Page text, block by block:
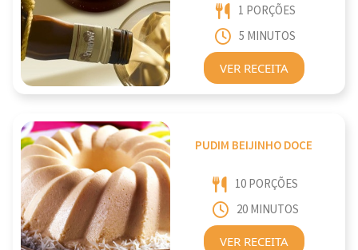
1 PORÇÕES
5 MINUTOS
VER RECEITA
PUDIM BEIJINHO DOCE
10 PORÇÕES
20 MINUTOS
VER RECEITA